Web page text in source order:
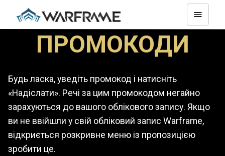
ПРОМОКОДИ
Будь ласка, уведіть промокод і натисніть
«Надіслати». Речі за цим промокодом негайно
зарахуються до вашого облікового запису. Якщо
ви не ввійшли у свій обліковий запис Warframe,
відкриється розкривне меню із пропозицією
зробити це.